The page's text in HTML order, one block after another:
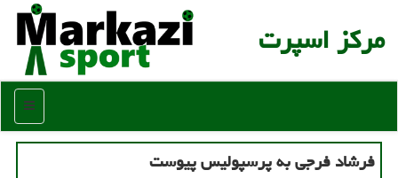
مركز اسپرت
منو
فرشاد فرجی به پرسپولیس پیوست